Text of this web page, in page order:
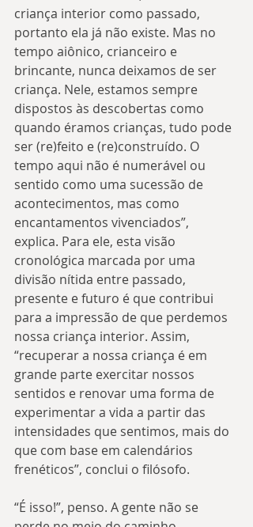
criança interior como passado,
portanto ela já não existe. Mas no
tempo aiônico, crianceiro e
brincante, nunca deixamos de ser
criança. Nele, estamos sempre
dispostos às descobertas como
quando éramos crianças, tudo pode
ser (re)feito e (re)construído. O
tempo aqui não é numerável ou
sentido como uma sucessão de
acontecimentos, mas como
encantamentos vivenciados”,
explica. Para ele, esta visão
cronológica marcada por uma
divisão nítida entre passado,
presente e futuro é que contribui
para a impressão de que perdemos
nossa criança interior. Assim,
“recuperar a nossa criança é em
grande parte exercitar nossos
sentidos e renovar uma forma de
experimentar a vida a partir das
intensidades que sentimos, mais do
que com base em calendários
frenéticos”, conclui o filósofo.
“É isso!”, penso. A gente não se